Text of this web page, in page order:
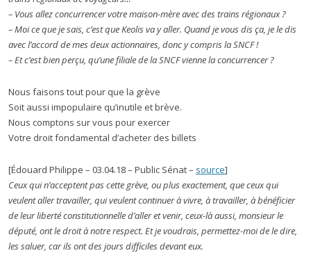
– Vous allez concurrencer votre maison-mère avec des trains régionaux ?
– Moi ce que je sais, c’est que Keolis va y aller. Quand je vous dis ça, je le dis
avec l’accord de mes deux actionnaires, donc y compris la SNCF !
– Et c’est bien perçu, qu’une filiale de la SNCF vienne la concurrencer ?
Nous faisons tout pour que la grève
Soit aussi impopulaire qu’inutile et brève.
Nous comptons sur vous pour exercer
Votre droit fondamental d’acheter des billets
[Édouard Philippe – 03.04.18 – Public Sénat – source]
Ceux qui n’acceptent pas cette grève, ou plus exactement, que ceux qui
veulent aller travailler, qui veulent continuer à vivre, à travailler, à bénéficier
de leur liberté constitutionnelle d’aller et venir, ceux-là aussi, monsieur le
député, ont le droit à notre respect. Et je voudrais, permettez-moi de le dire,
les saluer, car ils ont des jours difficiles devant eux.